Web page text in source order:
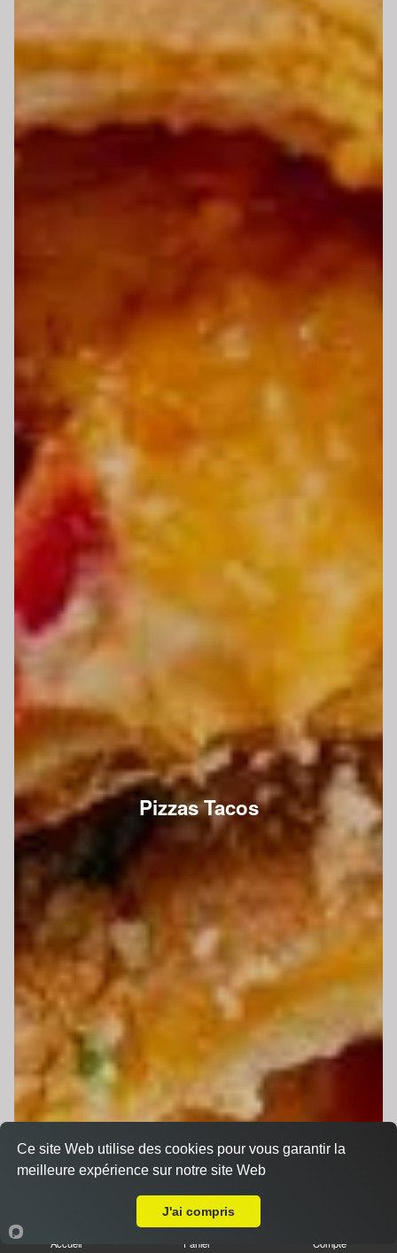
Pizzas Tacos
Accueil Panier Compte
Ce site Web utilise des cookies pour vous garantir la
meilleure expérience sur notre site Web
J'ai compris